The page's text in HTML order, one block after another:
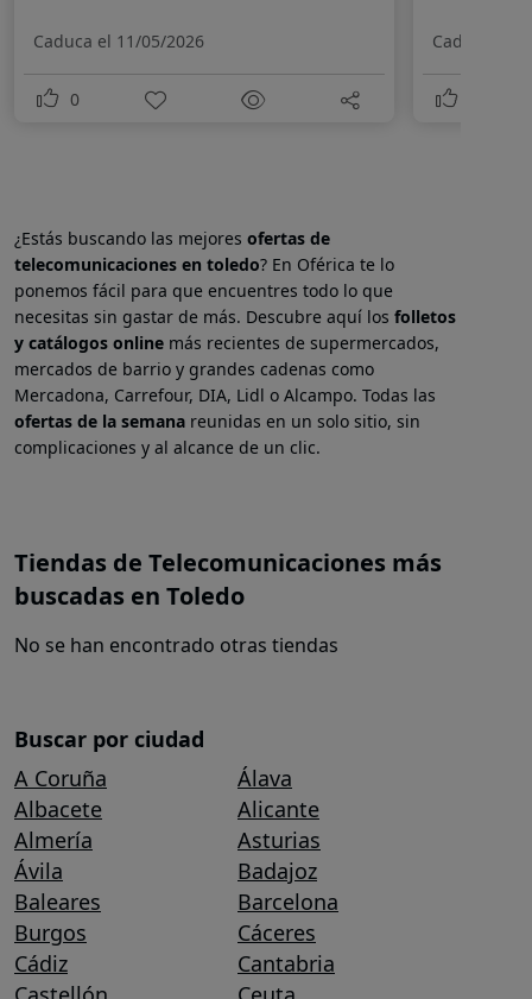
Caduca el 11/05/2026
0
Caduca el
¿Estás buscando las mejores ofertas de
telecomunicaciones en toledo? En Oférica te lo
ponemos fácil para que encuentres todo lo que
necesitas sin gastar de más. Descubre aquí los folletos
y catálogos online más recientes de supermercados,
mercados de barrio y grandes cadenas como
Mercadona, Carrefour, DIA, Lidl o Alcampo. Todas las
ofertas de la semana reunidas en un solo sitio, sin
complicaciones y al alcance de un clic.
Tiendas de Telecomunicaciones más
buscadas en Toledo
No se han encontrado otras tiendas
Buscar por ciudad
A Coruña
Álava
Albacete
Alicante
Almería
Asturias
Ávila
Badajoz
Baleares
Barcelona
Burgos
Cáceres
Cádiz
Cantabria